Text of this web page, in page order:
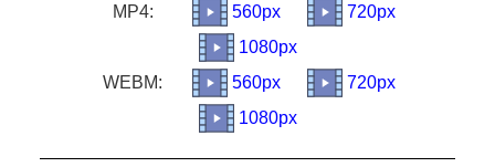
MP4:
560px
720px
1080px
WEBM:
560px
720px
1080px